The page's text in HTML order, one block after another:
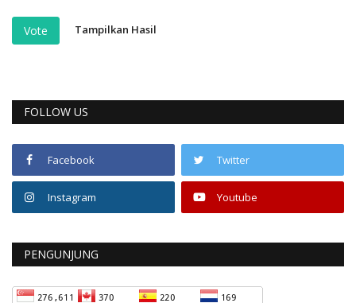
Vote Tampilkan Hasil
FOLLOW US
Facebook Twitter
Instagram Youtube
PENGUNJUNG